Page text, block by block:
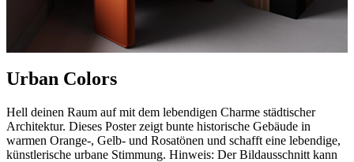
Urban Colors
Hell deinen Raum auf mit dem lebendigen Charme städtischer
Architektur. Dieses Poster zeigt bunte historische Gebäude in
warmen Orange-, Gelb- und Rosatönen und schafft eine lebendige,
künstlerische urbane Stimmung. Hinweis: Der Bildausschnitt kann